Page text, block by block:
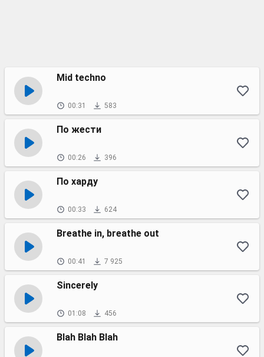
Mid techno
00:31 583
По жести
00:26 396
По харду
00:33 624
Breathe in, breathe out
00:41 7 925
Sincerely
01:08 456
Blah Blah Blah